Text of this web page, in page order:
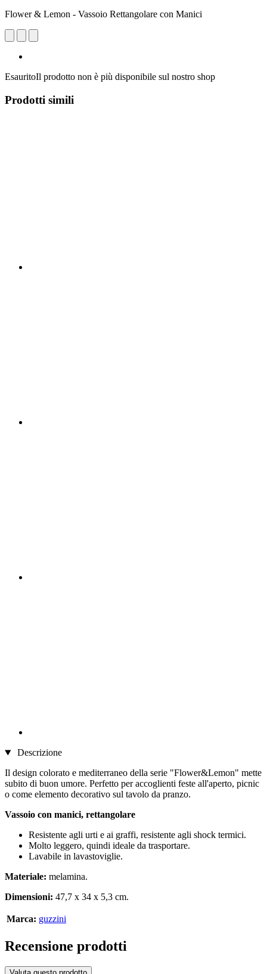
Flower & Lemon - Vassoio Rettangolare con Manici
EsauritoIl prodotto non è più disponibile sul nostro shop
Prodotti simili
Descrizione
Il design colorato e mediterraneo della serie "Flower&Lemon" mette
subito di buon umore. Perfetto per accoglienti feste all'aperto, picnic
o come elemento decorativo sul tavolo da pranzo.
Vassoio con manici, rettangolare
Resistente agli urti e ai graffi, resistente agli shock termici.
Molto leggero, quindi ideale da trasportare.
Lavabile in lavastoviglie.
Materiale: melamina.
Dimensioni: 47,7 x 34 x 5,3 cm.
Marca: guzzini
Recensione prodotti